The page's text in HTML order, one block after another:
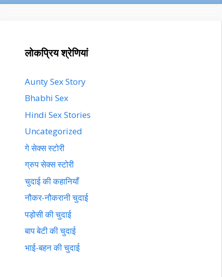
लोकप्रिय श्रेणियां
Aunty Sex Story
Bhabhi Sex
Hindi Sex Stories
Uncategorized
गे सेक्स स्टोरी
ग्रुप सेक्स स्टोरी
चुदाई की कहानियाँ
नौकर-नौकरानी चुदाई
पड़ोसी की चुदाई
बाप बेटी की चुदाई
भाई-बहन की चुदाई